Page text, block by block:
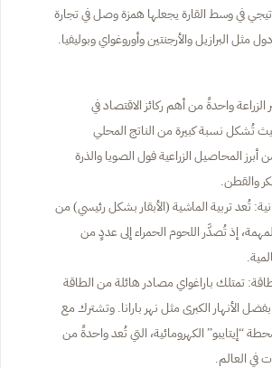
في وسط القارة يجعلها همزة وصل في تجارة
البرازيل والأرجنتين وأوروغواي وبوليفيا.
الزراعة واحدةً من أهم ركائز الاقتصاد في
تُشكل نسبة كبيرة من الناتج المحلي
أبرز المحاصيل الزراعية فول الصويا والذرة
والقطن.
تُعد تربية الماشية (الأبقار بشكل رئيسي) من
إذ تُصدَّر اللحوم الحمراء إلى عددٍ من
تمتلك باراغواي مصادر هائلة من الطاقة
بفضل الأنهار الكبرى مثل نهر بارانا. وتشترك مع
“إيتايبو” الكهرومائية، التي تُعد واحدةً من
في العالم.